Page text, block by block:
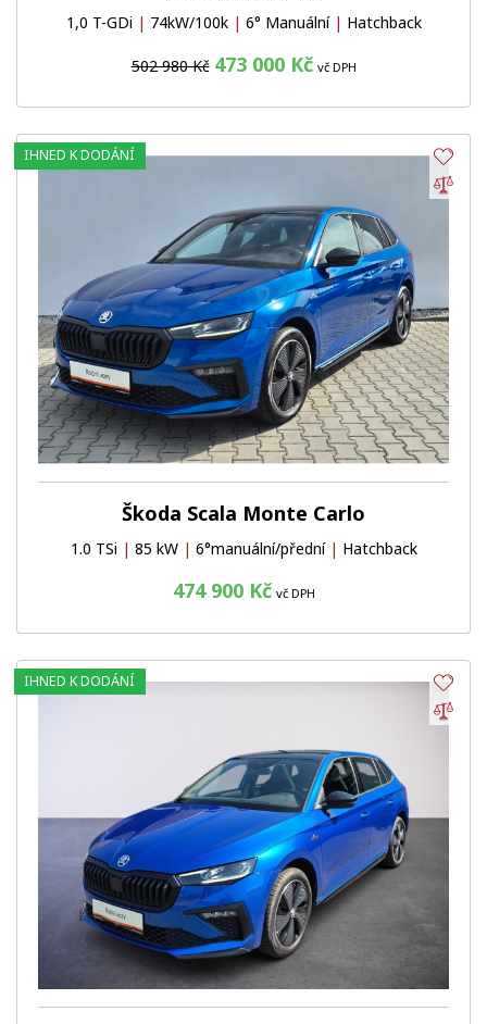
1,0 T-GDi | 74kW/100k | 6° Manuální | Hatchback
502 980 Kč 473 000 Kč vč DPH
Škoda Scala Monte Carlo
1.0 TSi | 85 kW | 6°manuální/přední | Hatchback
474 900 Kč vč DPH
IHNED K DODÁNÍ
IHNED K DODÁNÍ